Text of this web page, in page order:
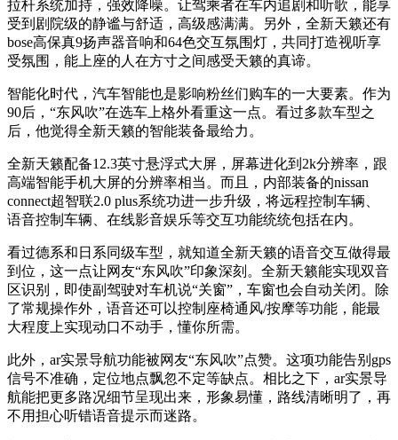
拉杆系统加持，强效降噪。让驾乘者在车内追剧和听歌，能享
受到剧院级的静谧与舒适，高级感满满。另外，全新天籁还有
bose高保真9扬声器音响和64色交互氛围灯，共同打造视听享
受氛围，能上座的人在方寸之间感受天籁的真谛。
智能化时代，汽车智能也是影响粉丝们购车的一大要素。作为
90后，“东风吹”在选车上格外看重这一点。看过多款车型之
后，他觉得全新天籁的智能装备最给力。
全新天籁配备12.3英寸悬浮式大屏，屏幕进化到2k分辨率，跟
高端智能手机大屏的分辨率相当。而且，内部装备的nissan
connect超智联2.0 plus系统功进一步升级，将远程控制车辆、
语音控制车辆、在线影音娱乐等交互功能统统包括在内。
看过德系和日系同级车型，就知道全新天籁的语音交互做得最
到位，这一点让网友“东风吹”印象深刻。全新天籁能实现双音
区识别，即使副驾驶对车机说“关窗”，车窗也会自动关闭。除
了常规操作外，语音还可以控制座椅通风/按摩等功能，能最
大程度上实现动口不动手，懂你所需。
此外，ar实景导航功能被网友“东风吹”点赞。这项功能告别gps
信号不准确，定位地点飘忽不定等缺点。相比之下，ar实景导
航能把更多路况细节呈现出来，形象易懂，路线清晰明了，再
不用担心听错语音提示而迷路。